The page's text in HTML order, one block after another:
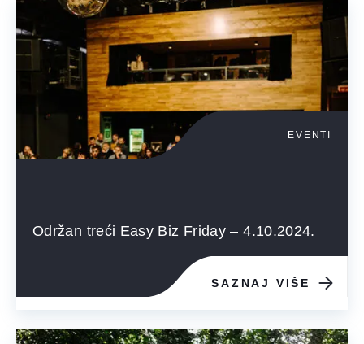
EVENTI
Održan treći Easy Biz Friday – 4.10.2024.
SAZNAJ VIŠE